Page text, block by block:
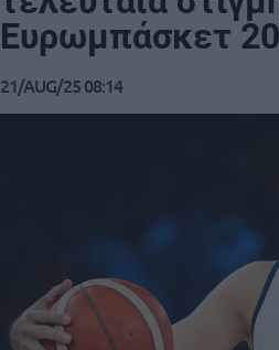
Ευρωμπάσκετ
21/AUG/25 08:14